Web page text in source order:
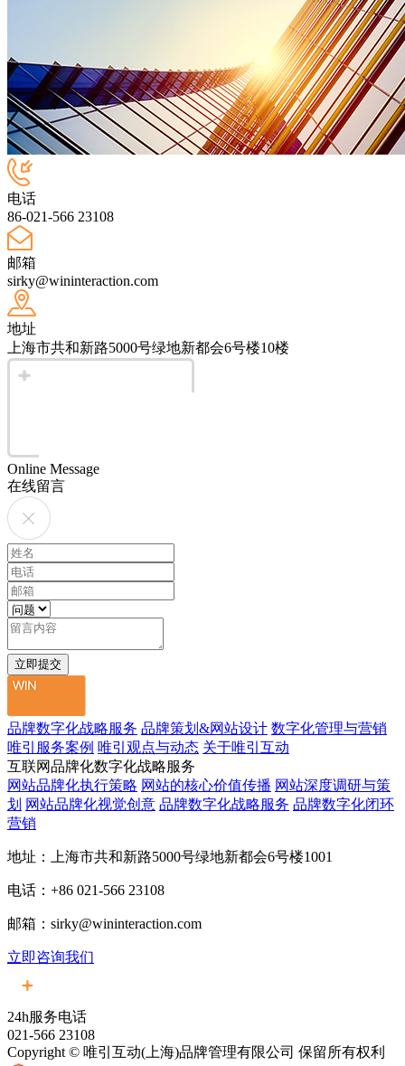
电话
86-021-566 23108
邮箱
sirky@wininteraction.com
地址
上海市共和新路5000号绿地新都会6号楼10楼
Online Message
在线留言
品牌数字化战略服务 品牌策划&网站设计 数字化管理与营销
唯引服务案例 唯引观点与动态 关于唯引互动
互联网品牌化数字化战略服务
网站品牌化执行策略 网站的核心价值传播 网站深度调研与策
划 网站品牌化视觉创意 品牌数字化战略服务 品牌数字化闭环
营销
地址：上海市共和新路5000号绿地新都会6号楼1001
电话：+86 021-566 23108
邮箱：sirky@wininteraction.com
立即咨询我们
24h服务电话
021-566 23108
Copyright © 唯引互动(上海)品牌管理有限公司 保留所有权利